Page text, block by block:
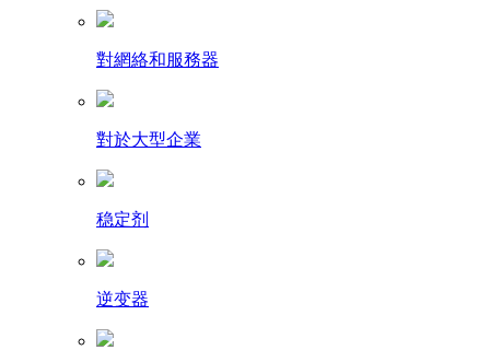
對網絡和服務器
對於大型企業
稳定剂
逆变器